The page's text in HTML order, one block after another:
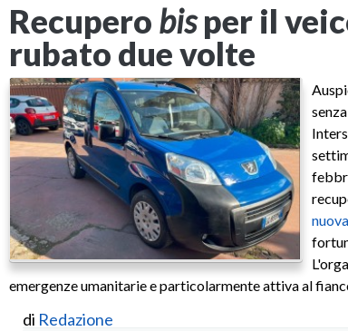
Recupero bisper il
rubato due volte
emergenze umanitarie e particolarmente attiva al
di Redazione